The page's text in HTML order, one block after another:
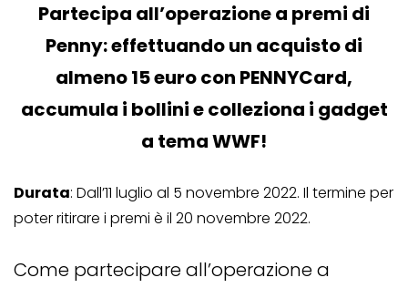
Partecipa all’operazione a premi di
Penny: effettuando un acquisto di
almeno 15 euro con PENNYCard,
accumula i bollini e colleziona i gadget
a tema WWF!
Durata: Dall’11 luglio al 5 novembre 2022. Il termine per
poter ritirare i premi è il 20 novembre 2022.
Come partecipare all’operazione a